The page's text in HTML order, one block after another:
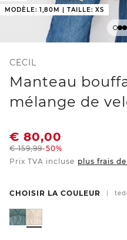
MODÈLE: 1,80M | TAILLE: XS
CECIL
Manteau
mélange de
€ 80,00
€159,99-50%
Prix TVA incluse plus frais
CHOISIR LA COULEUR